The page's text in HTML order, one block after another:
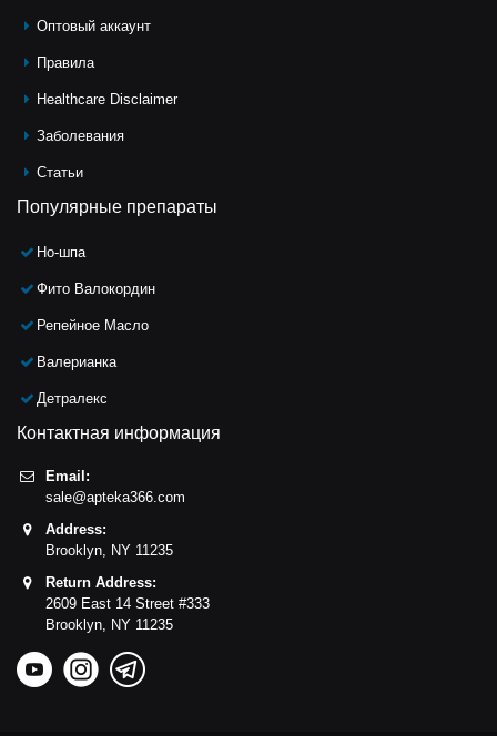
Оптовый аккаунт
Правила
Healthcare Disclaimer
Заболевания
Статьи
Популярные препараты
Но-шпа
Фито Валокордин
Репейное Масло
Валерианка
Детралекс
Контактная информация
Email:
sale@apteka366.com
Address:
Brooklyn, NY 11235
Return Address:
2609 East 14 Street #333
Brooklyn, NY 11235